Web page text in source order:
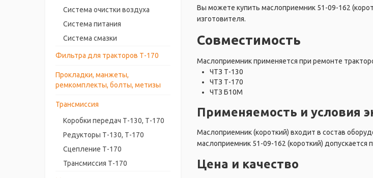
Система очистки воздуха
Система питания
Система смазки
Фильтра для тракторов Т-170
Прокладки, манжеты,
ремкомплекты, болты, метизы
Трансмиссия
Коробки передач Т-130, Т-170
Редукторы Т-130, Т-170
Сцепление Т-170
Трансмиссия Т-170
Вы можете купить маслоприемник 51-09-162
изготовителя.
Совместимость
Маслоприемник применяется при ремонте
ЧТЗ Т-130
ЧТЗ Т-170
ЧТЗ Б10М
Применяемость и условия
Маслоприемник (короткий) входит в состав
маслоприемник 51-09-162 (короткий)
Цена и качество